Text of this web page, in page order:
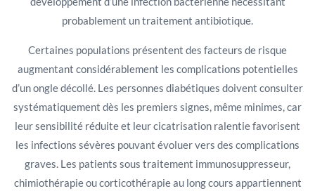
probablement un traitement antibiotique.
Certaines populations présentent des facteurs de risque
augmentant considérablement les complications potentielles
d’un ongle décollé. Les personnes diabétiques doivent consulter
systématiquement dès les premiers signes, même minimes, car
leur sensibilité réduite et leur cicatrisation ralentie favorisent
les infections sévères pouvant évoluer vers des complications
graves. Les patients sous traitement immunosuppresseur,
chimiothérapie ou corticothérapie au long cours appartiennent